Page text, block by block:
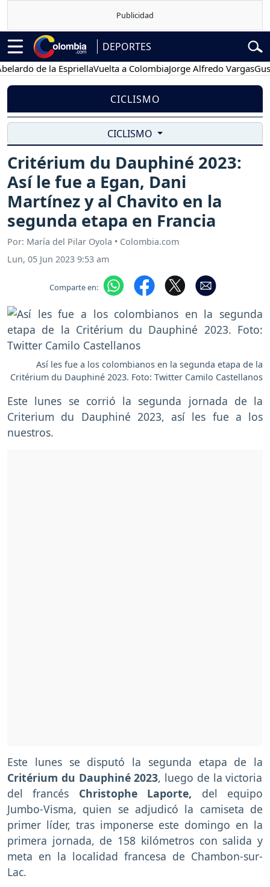
DEPORTES
de la EspriellaVuelta a ColombiaJorge Alfredo VargasGustavo
CICLISMO
CICLISMO
Critérium du Dauphiné 2023:
Así le fue a Egan, Dani
Martínez y al Chavito en la
segunda etapa en Francia
Por: María del Pilar Oyola • Colombia.com
Lun, 05 Jun 2023 9:53 am
Comparte en:
Así les fue a los colombianos en la segunda etapa de la
Critérium du Dauphiné 2023. Foto: Twitter Camilo Castellanos
Este lunes se corrió la segunda jornada de la
Criterium du Dauphiné 2023, así les fue a los
nuestros.
Este lunes se disputó la segunda etapa de la
Critérium du Dauphiné 2023, luego de la victoria
del francés Christophe Laporte, del equipo
Jumbo-Visma, quien se adjudicó la camiseta de
primer líder, tras imponerse este domingo en la
primera jornada, de 158 kilómetros con salida y
meta en la localidad francesa de Chambon-sur-
Lac.